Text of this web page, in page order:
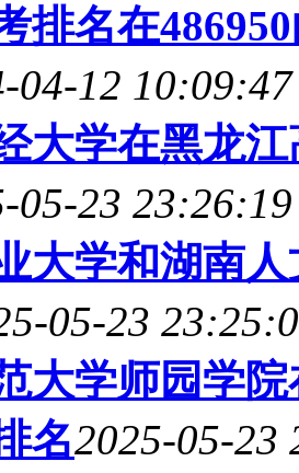
排名在
04-12 10:09:47
大学在黑龙
05-23 23:26:19
大学和湖南
05-23
大学师园学
名2025-05-23